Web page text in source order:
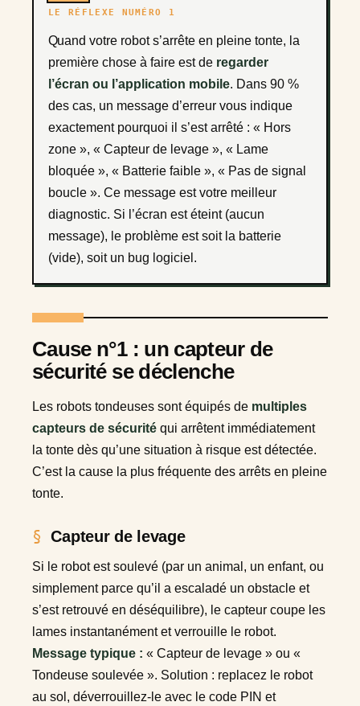
LE RÉFLEXE NUMÉRO 1
Quand votre robot s’arrête en pleine tonte, la
première chose à faire est de regarder
l’écran ou l’application mobile. Dans 90 %
des cas, un message d’erreur vous indique
exactement pourquoi il s’est arrêté : « Hors
zone », « Capteur de levage », « Lame
bloquée », « Batterie faible », « Pas de signal
boucle ». Ce message est votre meilleur
diagnostic. Si l’écran est éteint (aucun
message), le problème est soit la batterie
(vide), soit un bug logiciel.
Cause n°1 : un capteur de
sécurité se déclenche
Les robots tondeuses sont équipés de multiples
capteurs de sécurité qui arrêtent immédiatement
la tonte dès qu’une situation à risque est détectée.
C’est la cause la plus fréquente des arrêts en pleine
tonte.
Capteur de levage
Si le robot est soulevé (par un animal, un enfant, ou
simplement parce qu’il a escaladé un obstacle et
s’est retrouvé en déséquilibre), le capteur coupe les
lames instantanément et verrouille le robot.
Message typique : « Capteur de levage » ou «
Tondeuse soulevée ». Solution : replacez le robot
au sol, déverrouillez-le avec le code PIN et